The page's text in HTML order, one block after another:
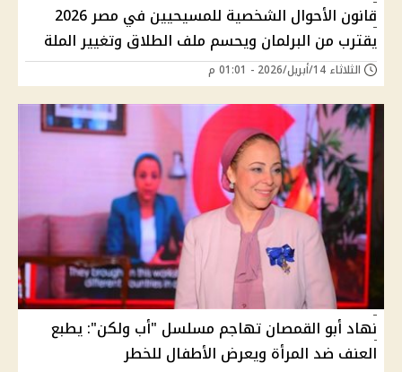
قانون الأحوال الشخصية للمسيحيين في مصر 2026
يقترب من البرلمان ويحسم ملف الطلاق وتغيير الملة
الثلاثاء 14/أبريل/2026 - 01:01 م
نهاد أبو القمصان تهاجم مسلسل "أب ولكن": يطبع
العنف ضد المرأة ويعرض الأطفال للخطر